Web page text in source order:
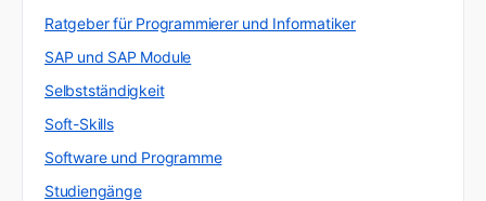
Ratgeber für Programmierer und Informatiker
SAP und SAP Module
Selbstständigkeit
Soft-Skills
Software und Programme
Studiengänge